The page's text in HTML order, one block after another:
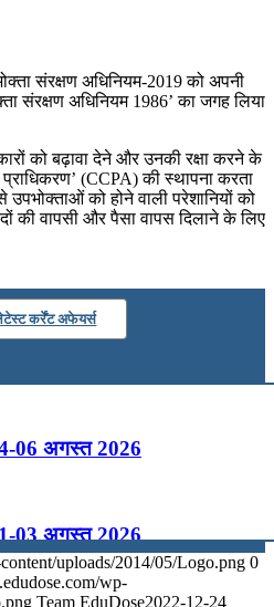
संरक्षण अधिनियम-2019 को अपनी
संरक्षण अधिनियम 1986’ का जगह लिया
को बढ़ावा देने और उनकी रक्षा करने के
(CCPA) की स्‍थापना करता
उपभोक्‍ताओं को होने वाली परेशानियों को
की वापसी और पैसा वापस दिलाने के लिए
कर्रेंट अफेयर्स
06 अगस्त 2026
03 अगस्त 2026
uploads/2014/05/Logo.png 0
wp-
Team EduDose2022-12-24